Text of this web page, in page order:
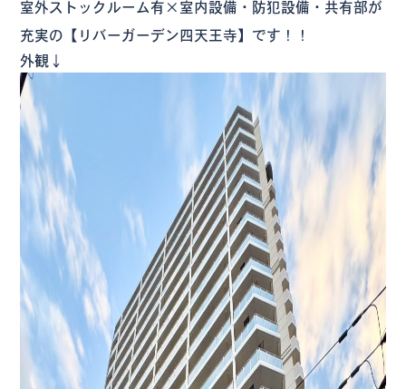
室外ストックルーム有×室内設備・防犯設備・共有部が
充実の【リバーガーデン四天王寺】です！！
外観↓